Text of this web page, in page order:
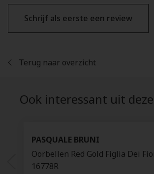
Schrijf als eerste een review
Terug naar overzicht
Ook interessant uit
PASQUALE BRUNI
Oorbellen Red Gold Figlia Dei
16778R